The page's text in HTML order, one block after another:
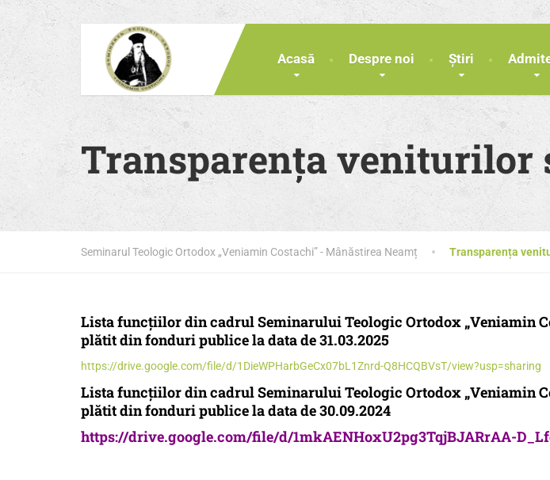
Acasă Despre noi Știri
Transparența veniturilor
Seminarul Teologic Ortodox „Veniamin Costachi” - Mânăstirea Neamț Transparența
Lista funcțiilor din cadrul Seminarului Teologic Ortodox „Veniamin
plătit din fonduri publice la data de 31.03.2025
https://drive.google.com/file/d/1DieWPHarbGeCx07bL1Znrd-Q8HCQBVsT/view?usp=sharing
Lista funcțiilor din cadrul Seminarului Teologic Ortodox „Veniamin
plătit din fonduri publice la data de 30.09.2024
https://drive.google.com/file/d/1mkAENHoxU2pg3TqjBJARrAA-